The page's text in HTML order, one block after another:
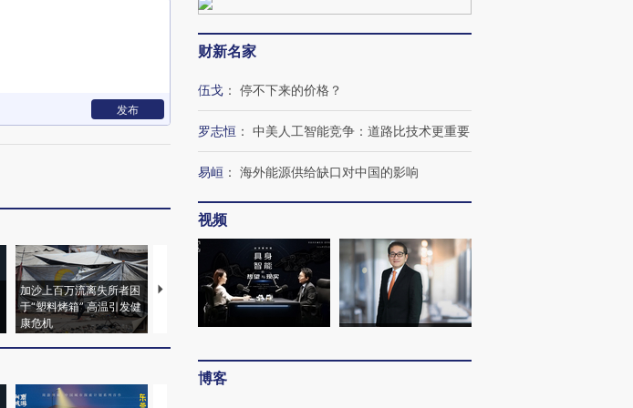
发布
加沙上百万流离失所者困
于“塑料烤箱” 高温引发健
康危机
马航飞行员跨国走私7万
粒摇头丸 尿检体内含3种
泽连斯基密集出访美英 索
要防空导弹“救急”
秘鲁纳斯卡观光飞机坠毁
13人遇难
财新名家
伍戈 ： 停不下来的价格？
罗志恒 ： 中美人工智能竞争：道路比技术更重要
易峘 ： 海外能源供给缺口对中国的影响
视频
博客